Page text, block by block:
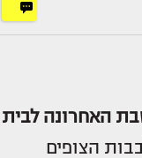
האחרונה לבית
הצופים